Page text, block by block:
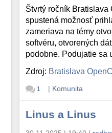
Štvrtý ročník Bratislava
spustená možnosť
zameriava na témy
softvéru, otvorených
podobne. Podujatie sa
Zdroj: Bratislava
1 | Komunita
Linus a Linus